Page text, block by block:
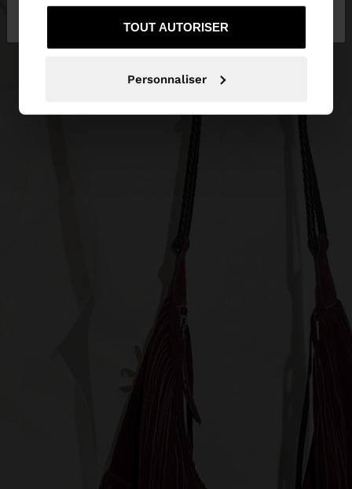
services.
TOUT AUTORISER
Personnaliser